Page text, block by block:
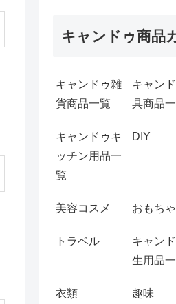
キャンドゥ商品
キャンドゥ雑
貨商品一覧
キャン
具商品
キャンドゥキ
ッチン用品一
覧
DIY
美容コスメ おもちゃ
トラベル
キャン
生用品
衣類 趣味